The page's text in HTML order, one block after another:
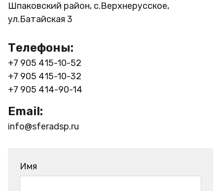
Шпаковский район, с.Верхнерусское,
ул.Батайская 3
Телефоны:
+7 905 415-10-52
+7 905 415-10-32
+7 905 414-90-14
Email:
info@sferadsp.ru
Имя